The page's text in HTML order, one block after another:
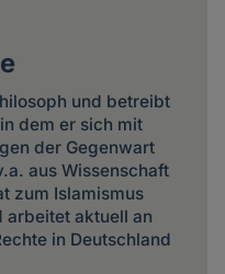
und betreibt
, in dem er sich mit
der Gegenwart
aus Wissenschaft
zum Islamismus
aktuell an
in Deutschland